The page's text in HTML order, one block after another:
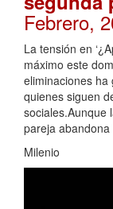
Febrero,
La tensión en
máximo este
eliminaciones ha
quienes siguen
sociales.Aunque
pareja
Milenio